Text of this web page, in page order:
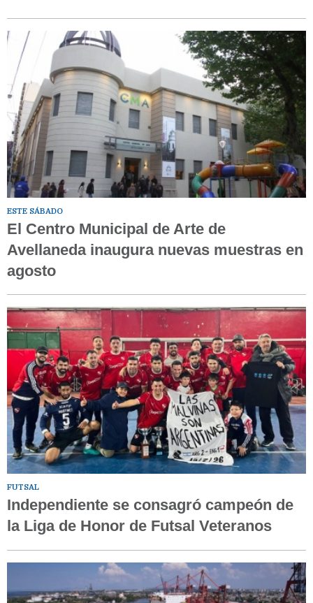
ESTE SÁBADO
El Centro Municipal de Arte de
Avellaneda inaugura nuevas muestras en
agosto
FUTSAL
Independiente se consagró campeón de
la Liga de Honor de Futsal Veteranos